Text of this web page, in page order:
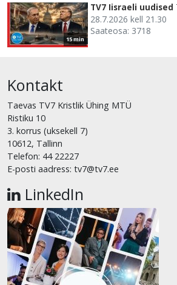
15 min
TV7 Iisraeli uudised
28.7.2026 kell 21.30
Saateosa: 3718
Kontakt
Taevas TV7 Kristlik Ühing MTÜ
Ristiku 10
3. korrus (uksekell 7)
10612, Tallinn
Telefon: 44 22227
E-posti aadress: tv7@tv7.ee
LinkedIn